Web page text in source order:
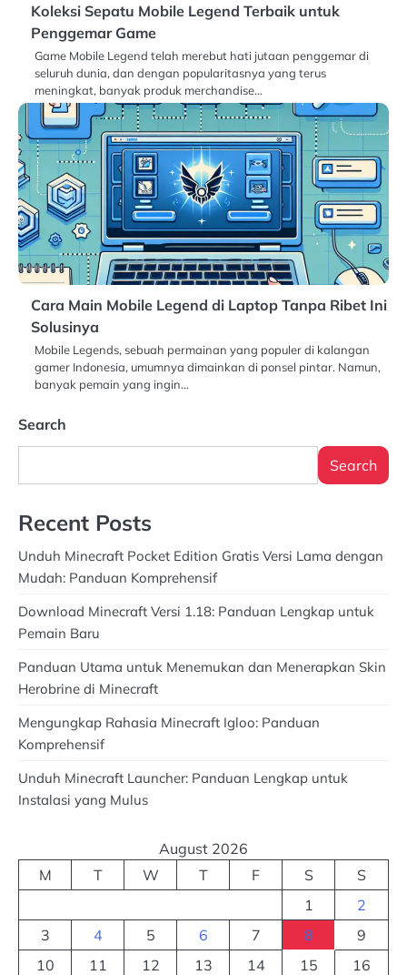
Koleksi Sepatu Mobile Legend Terbaik untuk
Penggemar Game
Game Mobile Legend telah merebut hati jutaan penggemar di
seluruh dunia, dan dengan popularitasnya yang terus
meningkat, banyak produk merchandise…
Cara Main Mobile Legend di Laptop Tanpa Ribet Ini
Solusinya
Mobile Legends, sebuah permainan yang populer di kalangan
gamer Indonesia, umumnya dimainkan di ponsel pintar. Namun,
banyak pemain yang ingin…
Search
Search
Recent Posts
Unduh Minecraft Pocket Edition Gratis Versi Lama dengan
Mudah: Panduan Komprehensif
Download Minecraft Versi 1.18: Panduan Lengkap untuk
Pemain Baru
Panduan Utama untuk Menemukan dan Menerapkan Skin
Herobrine di Minecraft
Mengungkap Rahasia Minecraft Igloo: Panduan
Komprehensif
Unduh Minecraft Launcher: Panduan Lengkap untuk
Instalasi yang Mulus
August 2026
M
T W T F S
S
1
2
3
4 5 6 7 8
9
10
11 12 13 14 15
16